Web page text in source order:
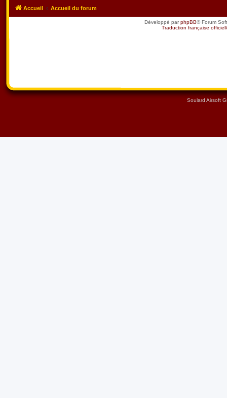
Accueil Accueil du forum
Développé parphpBB® Forum
Traduction française
Soulard Airsoft